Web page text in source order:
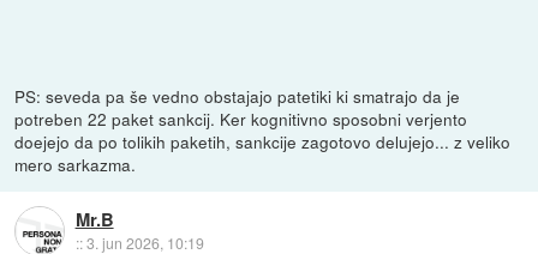
PS: seveda pa še vedno obstajajo patetiki ki smatrajo da je
potreben 22 paket sankcij. Ker kognitivno sposobni verjento
doejejo da po tolikih paketih, sankcije zagotovo delujejo... z veliko
mero sarkazma.
Mr.B
::3. jun 2026, 10:19